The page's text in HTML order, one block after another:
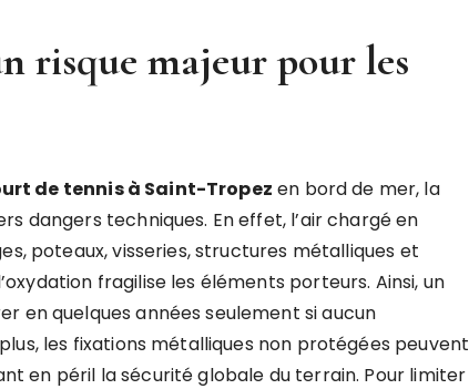
risque majeur pour les
de tennis à Saint-Tropez en bord de mer, la
dangers techniques. En effet, l’air chargé en
poteaux, visseries, structures métalliques et
fragilise les éléments porteurs. Ainsi, un
en quelques années seulement si aucun
les fixations métalliques non protégées peuvent
en péril la sécurité globale du terrain. Pour limiter